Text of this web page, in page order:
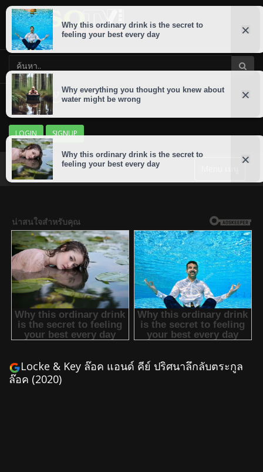
LOGIN SIGNUP
Locke & Key ล๊อค แอนด์ คีย์ ปริศนาลึกลับตระกูล
ล๊อค (2020)